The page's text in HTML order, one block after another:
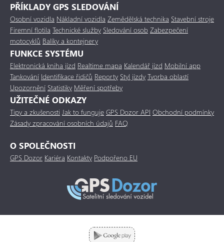
PŘÍKLADY GPS SLEDOVÁNÍ
Osobní vozidla Nákladní vozidla Zemědělská technika Stavební stroje
Firemní flotila Technické služby Sledování osob Zabezpečení
motocyklů Balíky a kontejnery
FUNKCE SYSTÉMU
Elektronická kniha jízd Realtime mapa Kalendář jízd Mobilní app
Tankování Identifikace řidičů Reporty Styl jízdy Tvorba oblastí
Upozornění Statistiky Měření spotřeby
UŽITEČNÉ ODKAZY
Tipy a zkušenosti Jak to funguje GPS Dozor API Obchodní podmínky
Zásady zpracování osobních údajů FAQ
O SPOLEČNOSTI
GPS Dozor Kariéra Kontakty Podpořeno EU